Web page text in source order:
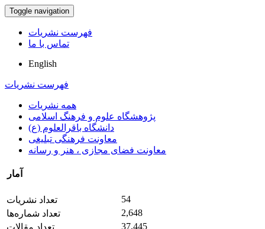
Toggle navigation
فهرست نشریات
تماس با ما
English
فهرست نشریات
همه نشریات
پژوهشگاه علوم و فرهنگ اسلامی
دانشگاه باقرالعلوم (ع)
معاونت فرهنگی تبلیغی
معاونت فضای مجازی ، هنر و رسانه
آمار
تعداد نشریات
54
تعداد شماره‌ها
2,648
تعداد مقالات
37,445